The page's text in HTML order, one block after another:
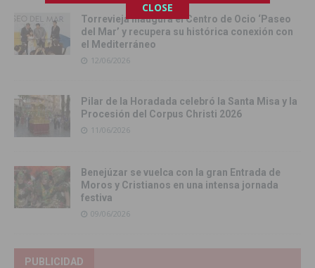
Torrevieja inaugura el Centro de Ocio ‘Paseo
del Mar’ y recupera su histórica conexión con
el Mediterráneo
12/06/2026
Pilar de la Horadada celebró la Santa Misa y la
Procesión del Corpus Christi 2026
11/06/2026
Benejúzar se vuelca con la gran Entrada de
Moros y Cristianos en una intensa jornada
festiva
09/06/2026
PUBLICIDAD
CLOSE